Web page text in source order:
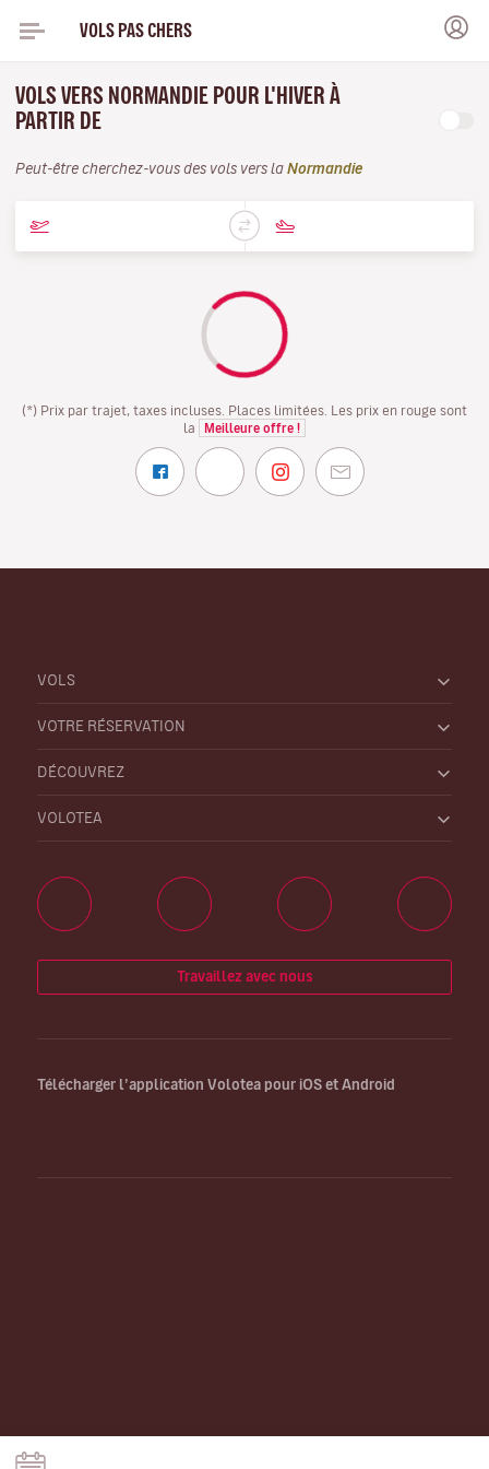
VOLS PAS CHERS
VOLS VERS NORMANDIE POUR L'HIVER À
PARTIR DE
Peut-être cherchez-vous des vols vers la Normandie
(*) Prix par trajet, taxes incluses. Places limitées. Les prix en rouge sont
la
Meilleure offre !
VOLS
VOTRE RÉSERVATION
DÉCOUVREZ
VOLOTEA
Travaillez avec nous
Télécharger l’application Volotea pour iOS et Android